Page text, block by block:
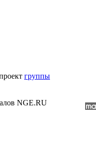
группы
NGE.RU